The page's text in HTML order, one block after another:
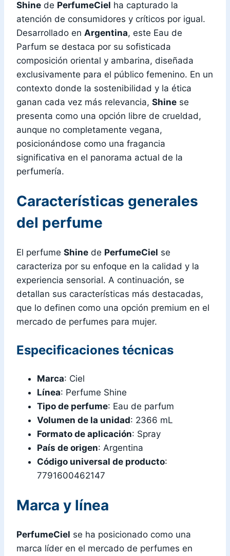
Shine de PerfumeCiel ha capturado la
atención de consumidores y críticos por igual.
Desarrollado en Argentina, este Eau de
Parfum se destaca por su sofisticada
composición oriental y ambarina, diseñada
exclusivamente para el público femenino. En un
contexto donde la sostenibilidad y la ética
ganan cada vez más relevancia, Shine se
presenta como una opción libre de crueldad,
aunque no completamente vegana,
posicionándose como una fragancia
significativa en el panorama actual de la
perfumería.
Características generales
del perfume
El perfume Shine de PerfumeCiel se
caracteriza por su enfoque en la calidad y la
experiencia sensorial. A continuación, se
detallan sus características más destacadas,
que lo definen como una opción premium en el
mercado de perfumes para mujer.
Especificaciones técnicas
Marca: Ciel
Línea: Perfume Shine
Tipo de perfume: Eau de parfum
Volumen de la unidad: 2366 mL
Formato de aplicación: Spray
País de origen: Argentina
Código universal de producto:
7791600462147
Marca y línea
PerfumeCiel se ha posicionado como una
marca líder en el mercado de perfumes en